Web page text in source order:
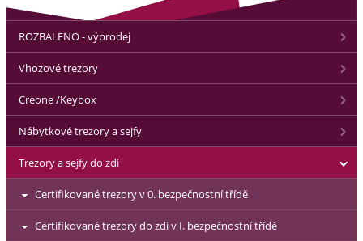
ROZBALENO - výprodej
Vhozové trezory
Creone /Keybox
Nábytkové trezory a sejfy
Trezory a sejfy do zdi
Certifikované trezory v 0. bezpečnostní třídě
Certifikované trezory do zdi v I. bezpečnostní třídě